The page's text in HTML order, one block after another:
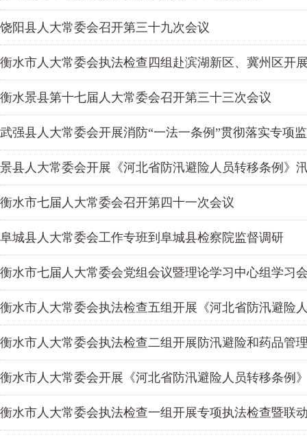
饶阳县人大常委会召开第三十九次会议
衡水市人大常委会执法检查四组赴滨湖新区、冀州区开
衡水景县第十七届人大常委会召开第三十三次会议
武强县人大常委会开展消防“一法一条例”贯彻落实专项
景县人大常委会开展《河北省防汛避险人员转移条例》
衡水市七届人大常委会召开第四十一次会议
阜城县人大常委会工作专班到阜城县检察院监督调研
衡水市七届人大常委会党组会议暨理论学习中心组学习
衡水市人大常委会执法检查五组开展《河北省防汛避险
衡水市人大常委会执法检查二组开展防汛避险和药品管
衡水市人大常委会开展《河北省防汛避险人员转移条例
衡水市人大常委会执法检查一组开展专项执法检查暨联